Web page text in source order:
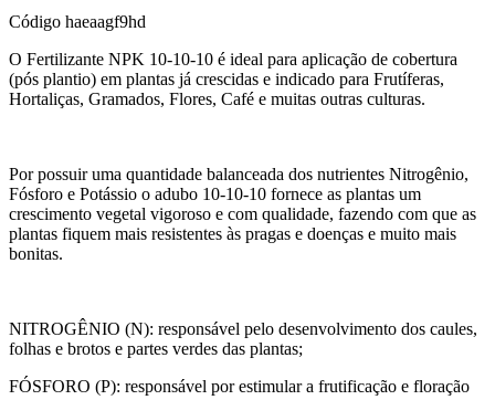
Código haeaagf9hd
O Fertilizante NPK 10-10-10 é ideal para aplicação de cobertura
(pós plantio) em plantas já crescidas e indicado para Frutíferas,
Hortaliças, Gramados, Flores, Café e muitas outras culturas.
Por possuir uma quantidade balanceada dos nutrientes Nitrogênio,
Fósforo e Potássio o adubo 10-10-10 fornece as plantas um
crescimento vegetal vigoroso e com qualidade, fazendo com que as
plantas fiquem mais resistentes às pragas e doenças e muito mais
bonitas.
NITROGÊNIO (N): responsável pelo desenvolvimento dos caules,
folhas e brotos e partes verdes das plantas;
FÓSFORO (P): responsável por estimular a frutificação e floração